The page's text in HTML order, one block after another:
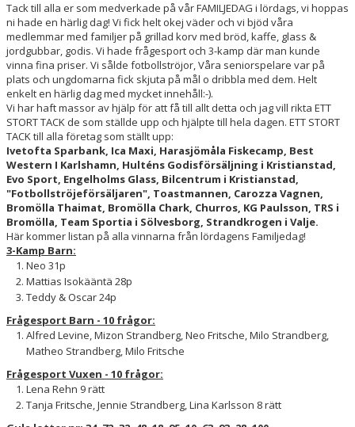
Tack till alla er som medverkade på vår FAMILJEDAG i lördags, vi hoppas
ni hade en härlig dag! Vi fick helt okej väder och vi bjöd våra
medlemmar med familjer på grillad korv med bröd, kaffe, glass &
jordgubbar, godis. Vi hade frågesport och 3-kamp där man kunde
vinna fina priser. Vi sålde fotbollströjor, Våra seniorspelare var på
plats och ungdomarna fick skjuta på mål o dribbla med dem. Helt
enkelt en härlig dag med mycket innehåll:-).
Vi har haft massor av hjälp för att få till allt detta och jag vill rikta ETT
STORT TACK de som ställde upp och hjälpte till hela dagen. ETT STORT
TACK till alla företag som ställt upp:
Ivetofta Sparbank, Ica Maxi, Harasjömåla Fiskecamp, Best
Western I Karlshamn, Hulténs Godisförsäljning i Kristianstad,
Evo Sport, Engelholms Glass, Bilcentrum i Kristianstad,
"Fotbollströjeförsäljaren", Toastmannen, Carozza Vagnen,
Bromölla Thaimat, Bromölla Chark, Churros, KG Paulsson, TRS i
Bromölla, Team Sportia i Sölvesborg, Strandkrogen i Valje.
Här kommer listan på alla vinnarna från lördagens Familjedag!
3-Kamp Barn:
Neo 31p
Mattias Isokääntä 28p
Teddy & Oscar 24p
Frågesport Barn - 10 frågor:
Alfred Levine, Mizon Strandberg, Neo Fritsche, Milo Strandberg,
Matheo Strandberg, Milo Fritsche
Frågesport Vuxen - 10 frågor:
Lena Rehn 9 rätt
Tanja Fritsche, Jennie Strandberg, Lina Karlsson 8 rätt